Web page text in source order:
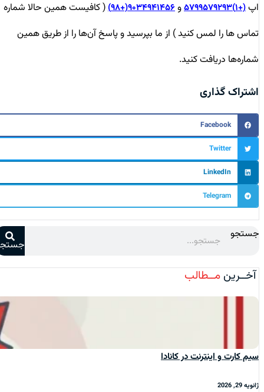
اپ(+۱)۵۷۹۹۵۷۹۲۹۳ و۹۰۳۴۹۴۱۴۵۶(+۹۸)
( کافیست همین حالا شماره
تماس ها را لمس کنید ) از ما بپرسید و پاسخ آن‌ها را از طریق همین
شماره‌ها دریافت کنید.
اشتراک گذاری
Facebook
Twitter
LinkedIn
Telegram
جستجو
جستجو
آخــرینمــطالب
سیم‌ کارت و اینترنت در کانادا
ژانویه 29, 2026